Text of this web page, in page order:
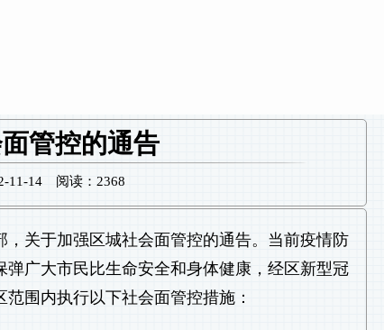
管控的通告
11-14 阅读：2368
关于加强区城社会面管控的通告。当前疫情防
广大市民比生命安全和身体健康，经区新型冠
围内执行以下社会面管控措施：